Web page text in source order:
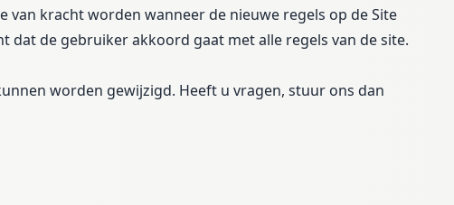
kracht worden wanneer de nieuwe regels op de Site
de gebruiker akkoord gaat met alle regels van de site.
worden gewijzigd. Heeft u vragen, stuur ons dan